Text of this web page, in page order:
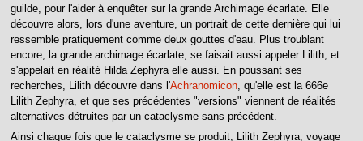
guilde, pour l'aider à enquêter sur la grande Archimage écarlate. Elle
découvre alors, lors d'une aventure, un portrait de cette dernière qui lui
ressemble pratiquement comme deux gouttes d'eau. Plus troublant
encore, la grande archimage écarlate, se faisait aussi appeler Lilith, et
s'appelait en réalité Hilda Zephyra elle aussi. En poussant ses
recherches, Lilith découvre dans l'Achranomicon, qu'elle est la 666e
Lilith Zephyra, et que ses précédentes "versions" viennent de réalités
alternatives détruites par un cataclysme sans précédent.
Ainsi chaque fois que le cataclysme se produit, Lilith Zephyra, voyage